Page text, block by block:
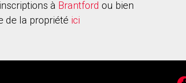
à Brantford ou bien
de la propriété ici